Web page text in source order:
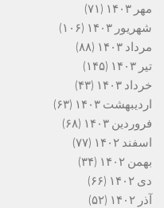
مهر ۱۴۰۳
(۷۱)
شهریور ۱۴۰۳
(۱۰۶)
مرداد ۱۴۰۳
(۸۸)
تیر ۱۴۰۳
(۱۴۵)
خرداد ۱۴۰۳
(۴۳)
اردیبهشت ۱۴۰۳
(۶۳)
فروردین ۱۴۰۳
(۶۸)
اسفند ۱۴۰۲
(۷۷)
بهمن ۱۴۰۲
(۳۴)
دی ۱۴۰۲
(۶۶)
آذر ۱۴۰۲
(۵۲)